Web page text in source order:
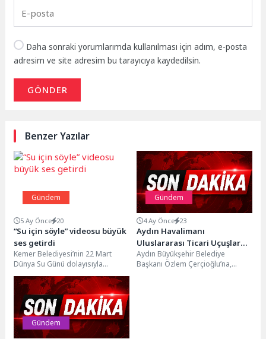
Daha sonraki yorumlarımda kullanılması için adım, e-posta
adresim ve site adresim bu tarayıcıya kaydedilsin.
GÖNDER
Benzer Yazılar
Gündem
5 Ay Önce 20
“Su için söyle” videosu büyük
ses getirdi
Kemer Belediyesi’nin 22 Mart
Dünya Su Günü dolayısıyla
hazırladığı “Su için söyle” videosu
büyük ses...
Gündem
4 Ay Önce 23
Aydın Havalimanı
Uluslararası Ticari Uçuşlara
Hazırlanıyor
Aydın Büyükşehir Belediye
Başkanı Özlem Çerçioğlu’na,
Gündem